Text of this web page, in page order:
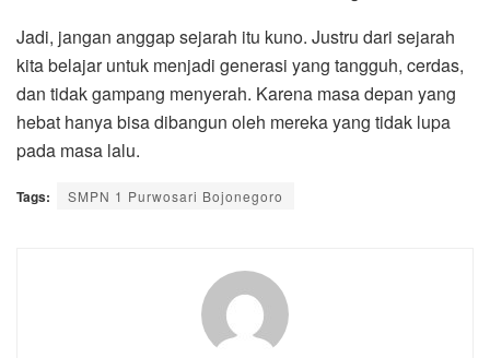
Jadi, jangan anggap sejarah itu kuno. Justru dari sejarah
kita belajar untuk menjadi generasi yang tangguh, cerdas,
dan tidak gampang menyerah. Karena masa depan yang
hebat hanya bisa dibangun oleh mereka yang tidak lupa
pada masa lalu.
Tags: SMPN 1 Purwosari Bojonegoro